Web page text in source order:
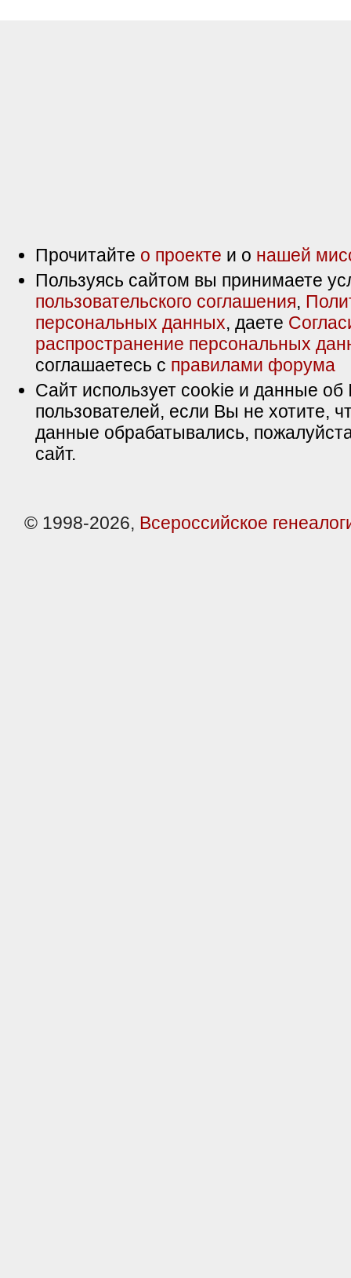
Прочитайте о проекте и о нашей
Пользуясь сайтом вы принимаете
пользовательского соглашения,
персональных данных, даете
распространение персональных
соглашаетесь с правилами форума
Сайт использует cookie и данные об
пользователей, если Вы не хотите,
данные обрабатывались,
сайт.
© 1998-2026, Всероссийское